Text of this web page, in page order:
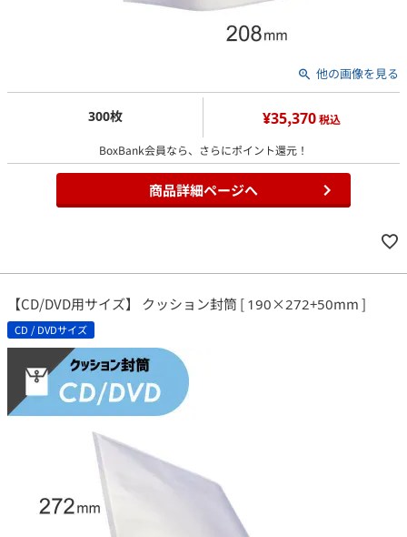
他の画像を見る
300枚 ¥35,370税込
BoxBank会員なら、さらにポイント還元！
商品詳細ページへ
【CD/DVD用サイズ】 クッション封筒 [ 190×272+50mm ]
CD / DVDサイズ